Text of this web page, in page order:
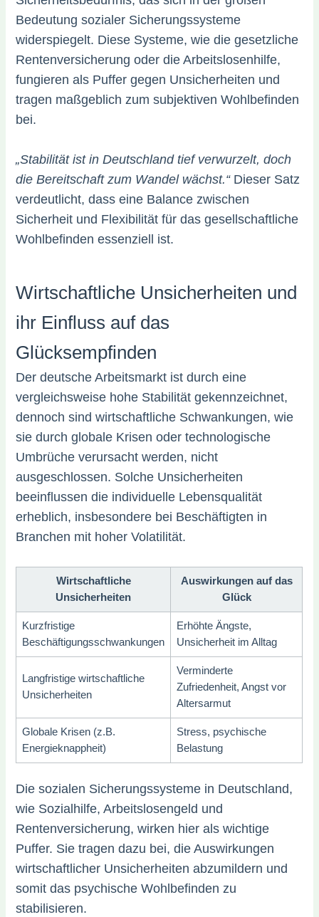
Bedeutung sozialer Sicherungssysteme
widerspiegelt. Diese Systeme, wie die gesetzliche
Rentenversicherung oder die Arbeitslosenhilfe,
fungieren als Puffer gegen Unsicherheiten und
tragen maßgeblich zum subjektiven Wohlbefinden
bei.
„Stabilität ist in Deutschland tief verwurzelt, doch
die Bereitschaft zum Wandel wächst.“Dieser Satz
verdeutlicht, dass eine Balance zwischen
Sicherheit und Flexibilität für das gesellschaftliche
Wohlbefinden essenziell ist.
Wirtschaftliche Unsicherheiten und
ihr Einfluss auf das
Glücksempfinden
Der deutsche Arbeitsmarkt ist durch eine
vergleichsweise hohe Stabilität gekennzeichnet,
dennoch sind wirtschaftliche Schwankungen, wie
sie durch globale Krisen oder technologische
Umbrüche verursacht werden, nicht
ausgeschlossen. Solche Unsicherheiten
beeinflussen die individuelle Lebensqualität
erheblich, insbesondere bei Beschäftigten in
Branchen mit hoher Volatilität.
Wirtschaftliche
Unsicherheiten
Auswirkungen auf das
Glück
Kurzfristige
Beschäftigungsschwankungen
Erhöhte Ängste,
Unsicherheit im Alltag
Langfristige wirtschaftliche
Unsicherheiten
Verminderte
Zufriedenheit, Angst vor
Altersarmut
Globale Krisen (z.B.
Energieknappheit)
Stress, psychische
Belastung
Die sozialen Sicherungssysteme in Deutschland,
wie Sozialhilfe, Arbeitslosengeld und
Rentenversicherung, wirken hier als wichtige
Puffer. Sie tragen dazu bei, die Auswirkungen
wirtschaftlicher Unsicherheiten abzumildern und
somit das psychische Wohlbefinden zu
stabilisieren.